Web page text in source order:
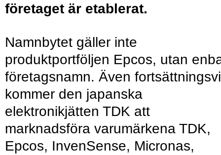
företaget är etablerat.
Namnbytet gäller inte
produktportföljen Epcos, utan
företagsnamn. Även
kommer den japanska
elektronikjätten TDK att
marknadsföra varumärkena TDK,
Epcos, InvenSense, Micronas,